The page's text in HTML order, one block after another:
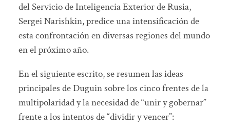
del Servicio de Inteligencia Exterior de Rusia,
Sergei Narishkin, predice una intensificación de
esta confrontación en diversas regiones del mundo
en el próximo año.
En el siguiente escrito, se resumen las ideas
principales de Duguin sobre los cinco frentes de la
multipolaridad y la necesidad de “unir y gobernar”
frente a los intentos de “dividir y vencer”: